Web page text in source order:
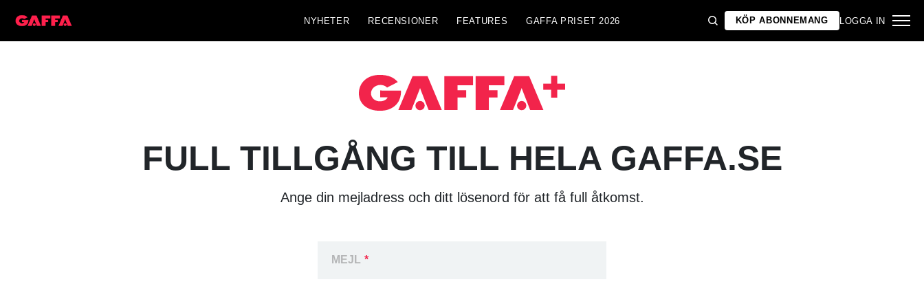
NYHETER RECENSIONER FEATURES GAFFA PRISET 2026 KÖP ABONNEMANG LOGGA IN
FULL TILLGÅNG TILL HELA GAFFA.SE
Ange din mejladress och ditt lösenord för att få full åtkomst.
MEJL *